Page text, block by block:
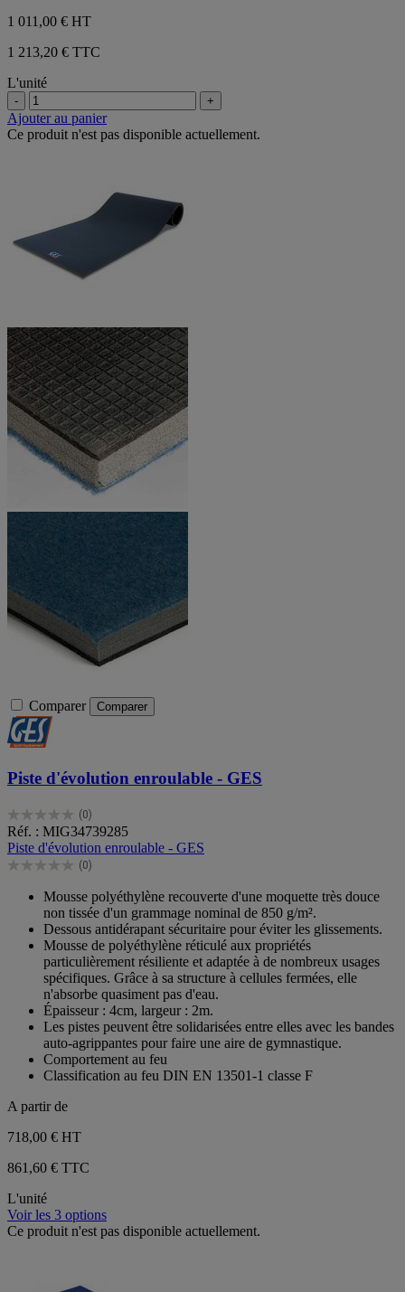
1 011,00 € HT
1 213,20 € TTC
L'unité
- +
Ajouter au panier
Ce produit n'est pas disponible actuellement.
Comparer Comparer
Piste d'évolution enroulable - GES
(0)
0.0
sur
5
étoiles.
Réf. : MIG34739285
Piste d'évolution enroulable - GES
(0)
0.0
étoiles.
Mousse polyéthylène recouverte d'une moquette très douce
non tissée d'un grammage nominal de 850 g/m².
Dessous antidérapant sécuritaire pour éviter les glissements.
Mousse de polyéthylène réticulé aux propriétés
particulièrement résiliente et adaptée à de nombreux usages
spécifiques. Grâce à sa structure à cellules fermées, elle
n'absorbe quasiment pas d'eau.
Épaisseur : 4cm, largeur : 2m.
Les pistes peuvent être solidarisées entre elles avec les bandes
auto-agrippantes pour faire une aire de gymnastique.
Comportement au feu
Classification au feu DIN EN 13501-1 classe F
A partir de
718,00 € HT
861,60 € TTC
L'unité
Voir les 3 options
Ce produit n'est pas disponible actuellement.